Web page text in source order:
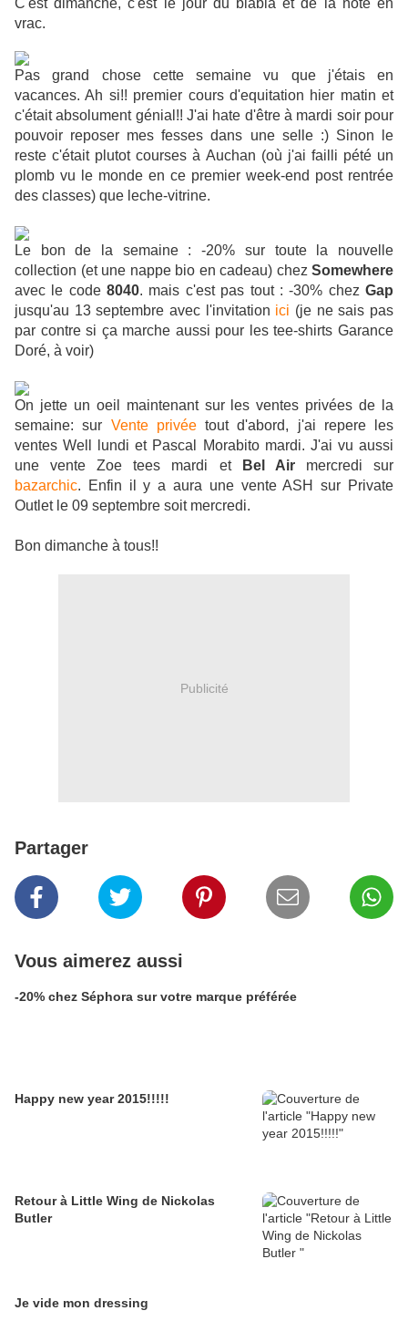
C'est dimanche, c'est le jour du blabla et de la note en
vrac.
Pas grand chose cette semaine vu que j'étais en
vacances. Ah si!! premier cours d'equitation hier matin et
c'était absolument génial!! J'ai hate d'être à mardi soir pour
pouvoir reposer mes fesses dans une selle :) Sinon le
reste c'était plutot courses à Auchan (où j'ai failli pété un
plomb vu le monde en ce premier week-end post rentrée
des classes) que leche-vitrine.
Le bon de la semaine : -20% sur toute la nouvelle
collection (et une nappe bio en cadeau) chez Somewhere
avec le code8040. mais c'est pas tout : -30% chezGap
jusqu'au 13 septembre avec l'invitation ici (je ne sais pas
par contre si ça marche aussi pour les tee-shirts Garance
Doré, à voir)
On jette un oeil maintenant sur les ventes privées de la
semaine: sur Vente privéetout d'abord, j'ai repere les
ventes Well lundi et Pascal Morabito mardi. J'ai vu aussi
une vente Zoe tees mardi et
Bel Airmercredi sur
bazarchic. Enfin il y a aura une vente ASH sur Private
Outlet le 09 septembre soit mercredi.
Bon dimanche à tous!!
Publicité
Partager
Vous aimerez aussi
-20% chez Séphora sur votre marque préférée
Happy new year 2015!!!!!
Retour à Little Wing de Nickolas
Butler
Je vide mon dressing